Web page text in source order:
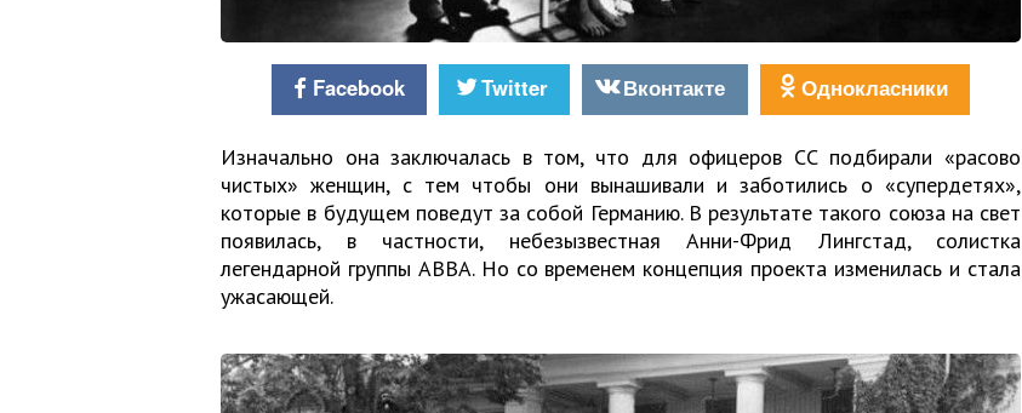
Facebook Twitter Вконтакте Однокласники
Изначально она заключалась в том, что для офицеров СС подбирали «расово
чистых» женщин, с тем чтобы они вынашивали и заботились о «супердетях»,
которые в будущем поведут за собой Германию. В результате такого союза на свет
появилась, в частности, небезызвестная Анни-Фрид Лингстад, солистка
легендарной группы ABBA. Но со временем концепция проекта изменилась и стала
ужасающей.